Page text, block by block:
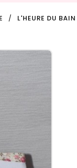
L'HEURE DU BAIN